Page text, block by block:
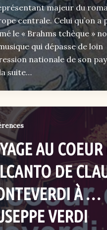
majeur du
centrale. Celui qu’on a
le « Brahms tchèque »
qui dépasse de loin
nationale de son
suite…
AU
DE
À …
VERDI